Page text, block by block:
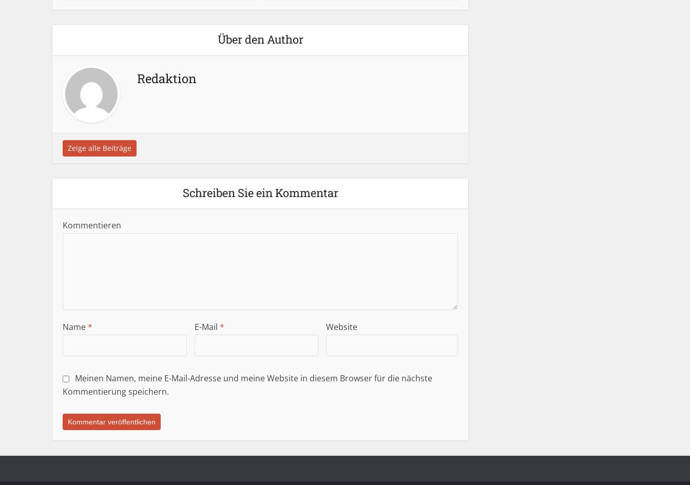
Über den Author
Redaktion
Zeige alle Beiträge
Schreiben Sie ein Kommentar
Kommentieren
Name* E-Mail * Website
Meinen Namen, meine E-Mail-Adresse und meine Website in diesem Browser für die nächste
Kommentierung speichern.